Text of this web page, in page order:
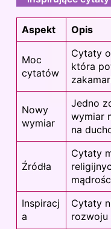
Aspekt Opis
Moc
cytatów
Cytaty
która
Nowy
wymiar
Jedno
wymiar
na
Źródła
Cytaty
Inspiracj
a
Cytaty
rozwoju